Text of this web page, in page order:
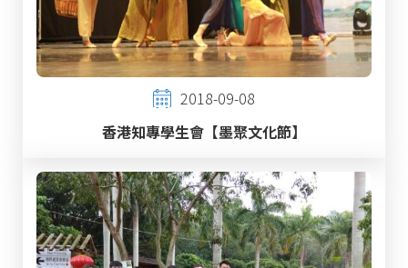
2018-09-08
香港知專學生會【墨聚文化節】